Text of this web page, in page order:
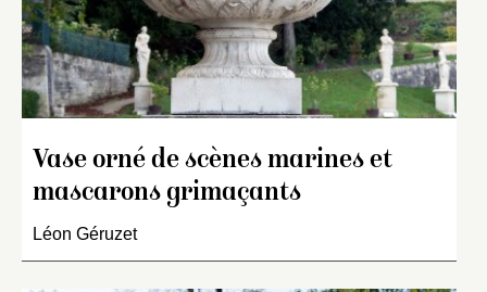
Vase orné de scènes marines et
mascarons grimaçants
Léon Géruzet